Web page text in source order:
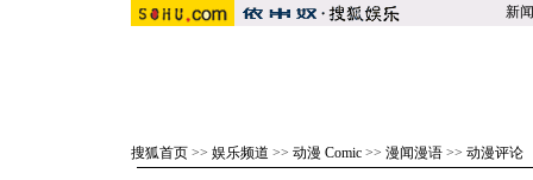
新闻
搜狐首页 >> 娱乐频道 >> 动漫 Comic >> 漫闻漫语 >> 动漫评论